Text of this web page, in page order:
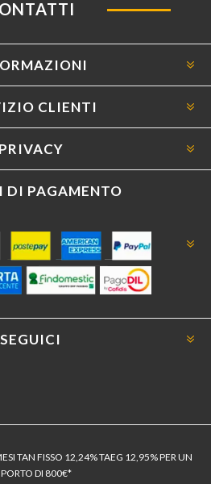
CLIENTI
PRIVACY
DI PAGAMENTO
SEGUICI
TAN FISSO 12,24% TAEG 12,95% PER UN
DI 800€*